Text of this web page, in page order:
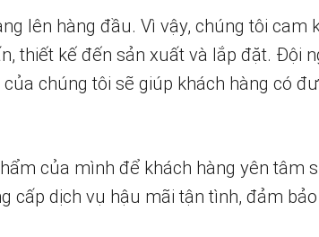
lên hàng đầu. Vì vậy, chúng tôi cam
thiết kế đến sản xuất và lắp đặt. Đội
chúng tôi sẽ giúp khách hàng có
của mình để khách hàng yên tâm
cấp dịch vụ hậu mãi tận tình, đảm